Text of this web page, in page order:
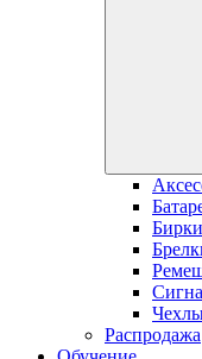
Распродажа